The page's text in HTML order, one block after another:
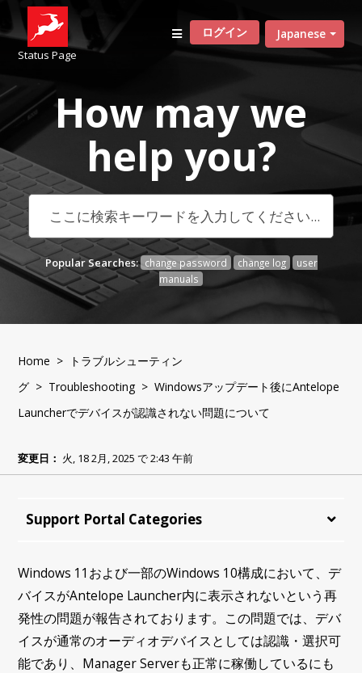
Status Page
Japanese
ログイン
How may we
help you?
Popular Searches: change password change log
user
manuals
Home >
トラブルシューティン
グ > Troubleshooting> Windowsアップデート後にAntelope
Launcherでデバイスが認識されない問題について
変更日： 火, 18 2月, 2025 で 2:43 午前
Support Portal Categories
Windows 11および一部のWindows 10構成において、デ
バイスがAntelope Launcher内に表示されないという再
発性の問題が報告されております。この問題では、デバ
イスが通常のオーディオデバイスとしては認識・選択可
能であり、Manager Serverも正常に稼働しているにも